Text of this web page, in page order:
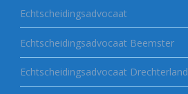
Echtscheidingsadvocaat
Echtscheidingsadvocaat Beemster
Echtscheidingsadvocaat Drechterland